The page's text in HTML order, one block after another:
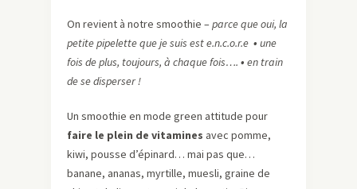
On revient à notre smoothie –parce que oui, la
petite pipelette que je suis est e.n.c.o.r.e • une
fois de plus, toujours, à chaque fois…. • en train
de se disperser !
Un smoothie en mode green attitude pour
faire le plein de vitamines avec pomme,
kiwi, pousse d’épinard… mai pas que…
banane, ananas, myrtille, muesli, graine de